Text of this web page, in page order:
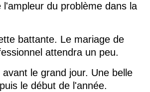
du problème dans la
battante. Le mariage de
attendra un peu.
le grand jour. Une belle
le début de l'année.